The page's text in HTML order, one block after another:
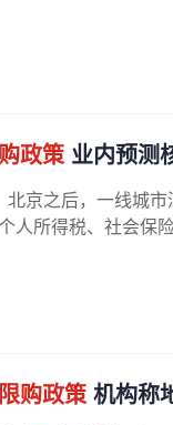
政策业内预测
京之后，一线城
人所得税、社会保
限购政策机构称